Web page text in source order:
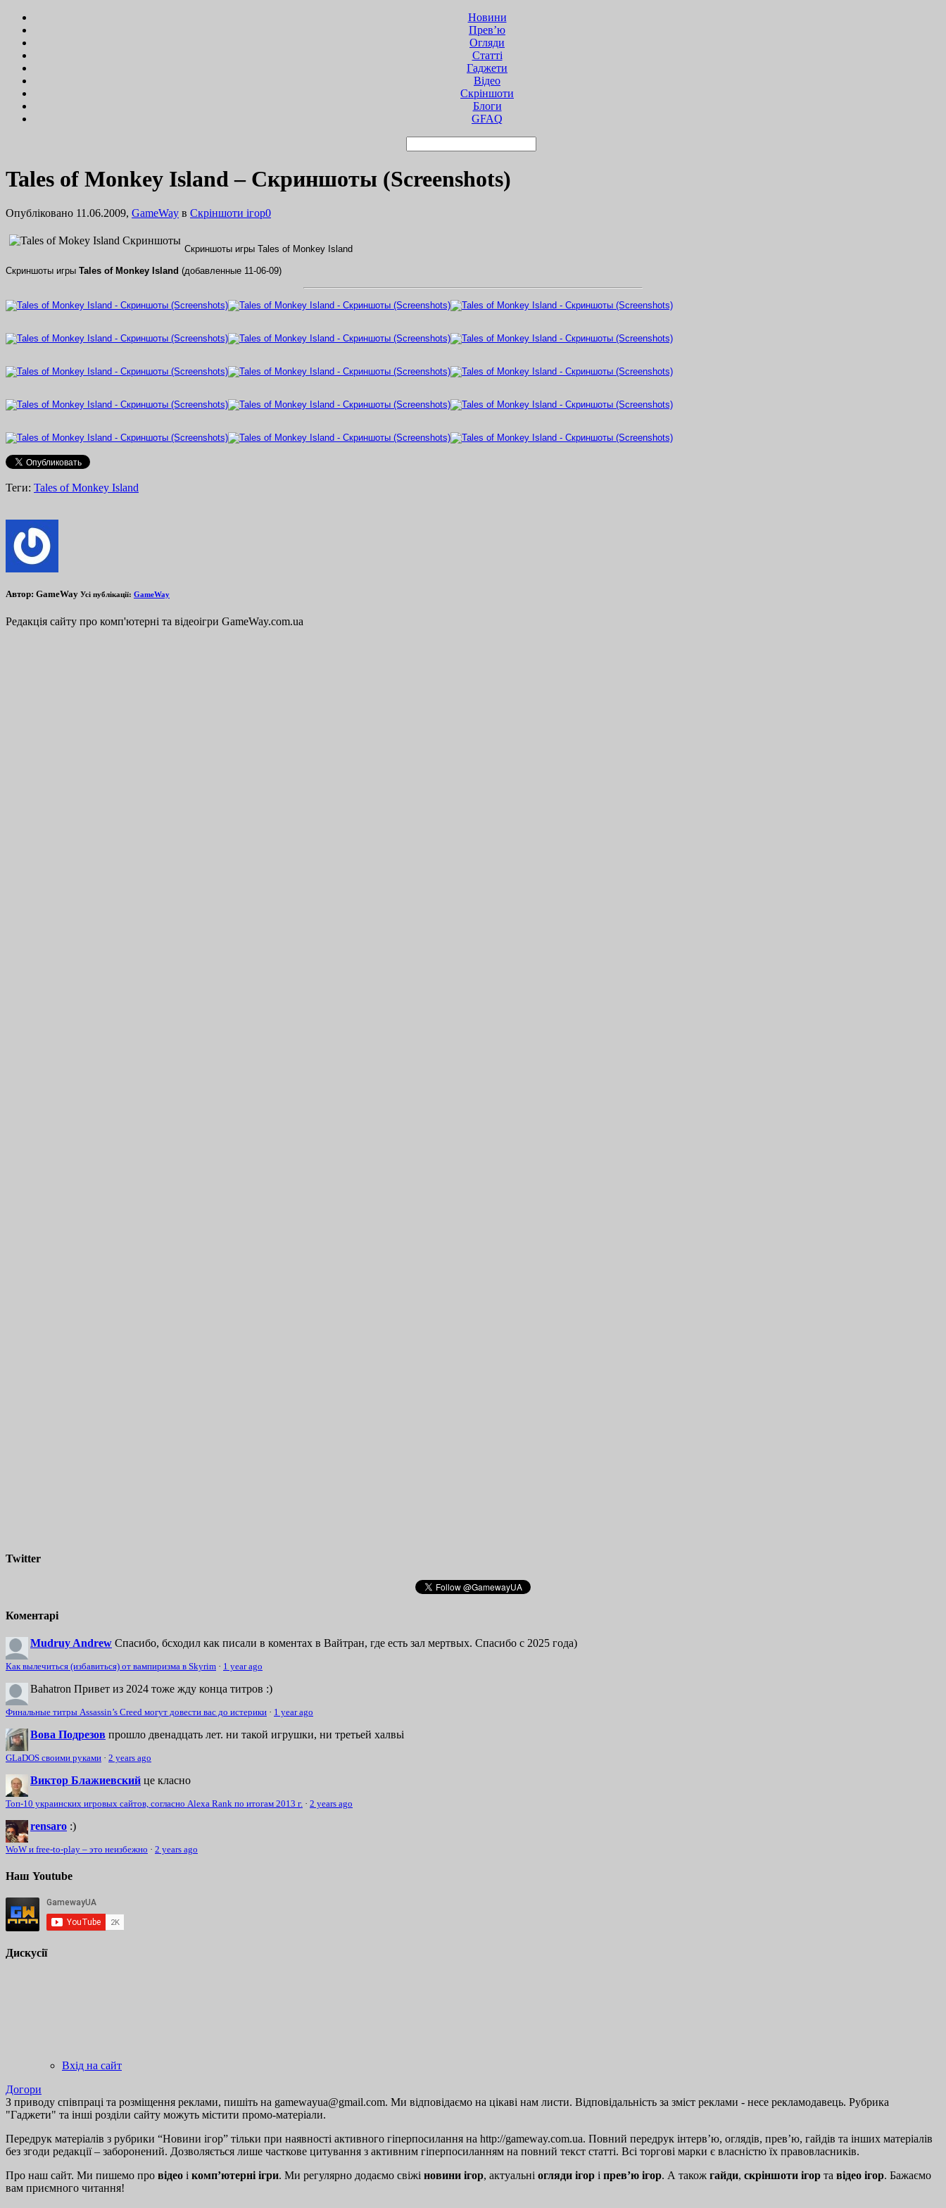
Новини
Прев’ю
Огляди
Статті
Гаджети
Відео
Cкріншоти
Блоги
GFAQ
Tales of Monkey Island – Скриншоты (Screenshots)
Опубліковано 11.06.2009, GameWay в Cкріншоти ігор0
Скриншоты игры Tales of Monkey Island
Скриншоты игры Tales of Monkey Island (добавленные 11-06-09)
Теги: Tales of Monkey Island
Автор: GameWay Усі публікації: GameWay
Редакція сайту про комп'ютерні та відеоігри GameWay.com.ua
Twitter
Коментарі
Mudruy Andrew Спасибо, бсходил как писали в коментах в Вайтран, где есть зал мертвых. Спасибо с 2025 года)
Как вылечиться (избавиться) от вампиризма в Skyrim · 1 year ago
Bahatron Привет из 2024 тоже жду конца титров :)
Финальные титры Assassin’s Creed могут довести вас до истерики · 1 year ago
Вова Подрезов прошло двенадцать лет. ни такой игрушки, ни третьей халвьі
GLaDOS своими руками · 2 years ago
Виктор Блажиевский це класно
Топ-10 украинских игровых сайтов, согласно Alexa Rank по итогам 2013 г. · 2 years ago
rensaro :)
WoW и free-to-play – это неизбежно · 2 years ago
Наш Youtube
Дискусії
Вхід на сайт
Догори
З приводу співпраці та розміщення реклами, пишіть на gamewayua@gmail.com. Ми відповідаємо на цікаві нам листи. Відповідальність за зміст реклами - несе рекламодавець. Рубрика
"Гаджети" та інші розділи сайту можуть містити промо-матеріали.
Передрук матеріалів з рубрики “Новини ігор” тільки при наявності активного гіперпосилання на http://gameway.com.ua. Повний передрук інтерв’ю, оглядів, прев’ю, гайдів та інших матеріалів
без згоди редакції – заборонений. Дозволяється лише часткове цитування з активним гіперпосиланням на повний текст статті. Всі торгові марки є власністю їх правовласників.
Про наш сайт. Ми пишемо про відео і комп’ютерні ігри. Ми регулярно додаємо свіжі новини ігор, актуальні огляди ігор і прев’ю ігор. А також гайди, скріншоти ігор та відео ігор. Бажаємо
вам приємного читання!